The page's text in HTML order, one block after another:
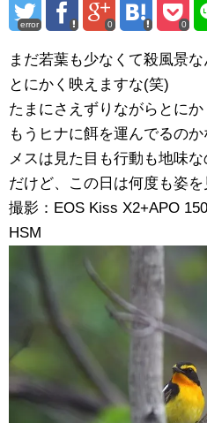
error 0 0
まだ若葉も少なくて殺風景
とにかく映えますな(笑)
たまにさえずりながらとにか
もうヒナに餌を運んでるのか
メスは見た目も行動も地味
だけど、この日は何度も姿
撮影：EOS Kiss X2+APO
HSM